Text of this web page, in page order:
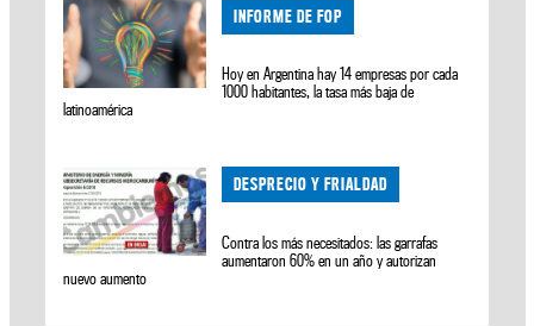
INFORME DE FOP
Hoy en Argentina hay 14 empresas por cada
1000 habitantes, la tasa más baja de
latinoamérica
DESPRECIO Y FRIALDAD
Contra los más necesitados: las garrafas
aumentaron 60% en un año y autorizan
nuevo aumento